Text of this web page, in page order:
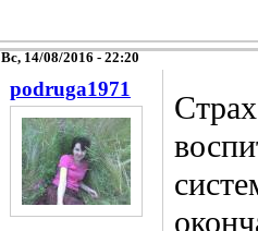
Вс, 14/08/2016 - 22:20
podruga1971